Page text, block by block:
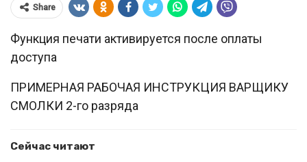
Share
Функция печати активируется после оплаты
доступа
ПРИМЕРНАЯ РАБОЧАЯ ИНСТРУКЦИЯ ВАРЩИКУ
СМОЛКИ 2-го разряда
Сейчас читают